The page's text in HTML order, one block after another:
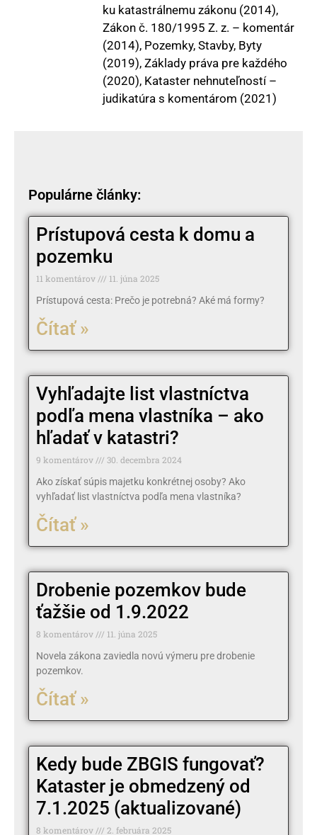
ku katastrálnemu zákonu (2014),
Zákon č. 180/1995 Z. z. – komentár
(2014), Pozemky, Stavby, Byty
(2019), Základy práva pre každého
(2020), Kataster nehnuteľností –
judikatúra s komentárom (2021)
Populárne články:
Prístupová cesta k domu a
pozemku
11 komentárov
11. júna 2025
Prístupová cesta: Prečo je potrebná? Aké má formy?
Čítať »
Vyhľadajte list vlastníctva
podľa mena vlastníka – ako
hľadať v katastri?
9 komentárov
30. decembra 2024
Ako získať súpis majetku konkrétnej osoby? Ako
vyhľadať list vlastníctva podľa mena vlastníka?
Čítať »
Drobenie pozemkov bude
ťažšie od 1.9.2022
8 komentárov
11. júna 2025
Novela zákona zaviedla novú výmeru pre drobenie
pozemkov.
Čítať »
Kedy bude ZBGIS fungovať?
Kataster je obmedzený od
7.1.2025 (aktualizované)
8 komentárov 2. februára 2025